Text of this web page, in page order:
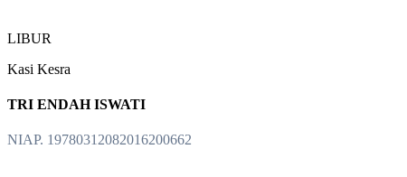
LIBUR
Kasi Kesra
TRI ENDAH ISWATI
NIAP. 19780312082016200662